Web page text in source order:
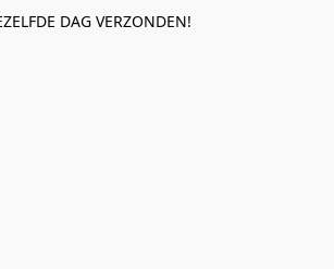
DAG VERZONDEN!